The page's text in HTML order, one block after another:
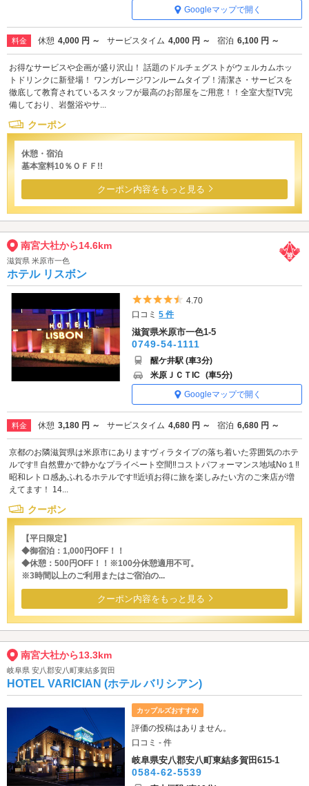
Googleマップで開く
料金 休憩 4,000 円 ～ サービスタイム 4,000 円 ～ 宿泊 6,100 円 ～
お得なサービスや企画が盛り沢山！ 話題のドルチェグストがウェルカムホッ
トドリンクに新登場！ ワンガレージワンルームタイプ！清潔さ・サービスを
徹底して教育されているスタッフが最高のお部屋をご用意！！全室大型TV完
備しており、岩盤浴やサ...
クーポン
休憩・宿泊
基本室料10％ＯＦＦ!!
クーポン内容をもっと見る
南宮大社から14.6km
滋賀県 米原市一色
ホテル リスボン
5つ星のうち4.5
4.70
口コミ5 件
滋賀県米原市一色1-5
0749-54-1111
醒ケ井駅 (車3分)
米原ＪＣＴIC (車5分)
Googleマップで開く
料金 休憩 3,180 円 ～ サービスタイム 4,680 円 ～ 宿泊 6,680 円 ～
京都のお隣滋賀県は米原市にありますヴィラタイプの落ち着いた雰囲気のホテ
ルです‼ 自然豊かで静かなプライベート空間‼コストパフォーマンス地域No１‼
昭和レトロ感あふれるホテルです‼近頃お得に旅を楽しみたい方のご来店が増
えてます！ 14...
クーポン
【平日限定】
◆御宿泊：1,000円OFF！！
◆休憩：500円OFF！！※100分休憩適用不可。
※3時間以上のご利用またはご宿泊の...
クーポン内容をもっと見る
南宮大社から13.3km
岐阜県 安八郡安八町東結多賀田
HOTEL VARICIAN (ホテル バリシアン)
カップルズおすすめ
評価の投稿はありません。
口コミ - 件
岐阜県安八郡安八町東結多賀田615-1
0584-62-5539